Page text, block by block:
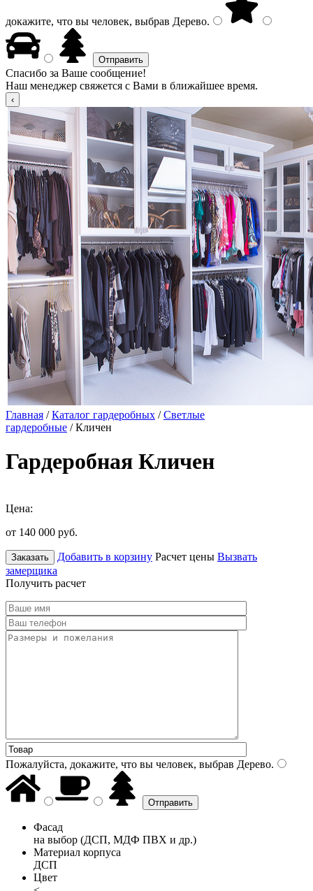
докажите, что вы человек, выбрав Дерево.
Спасибо за Ваше сообщение!
Наш менеджер свяжется с Вами в ближайшее время.
Главная /Каталог гардеробных /Светлые
гардеробные / Кличен
Гардеробная Кличен
Цена:
от 140 000 руб.
Заказать Добавить в корзину Расчет цены Вызвать
замерщика
Получить расчет
Пожалуйста, докажите, что вы человек, выбрав Дерево.
Фасад
на выбор (ДСП, МДФ ПВХ и др.)
Материал корпуса
ДСП
Цвет